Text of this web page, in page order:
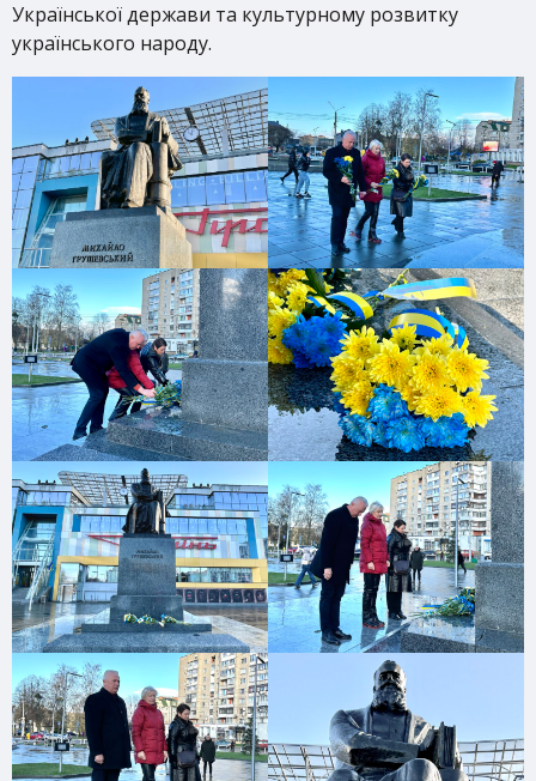
Української держави та культурному розвитку
українського народу.